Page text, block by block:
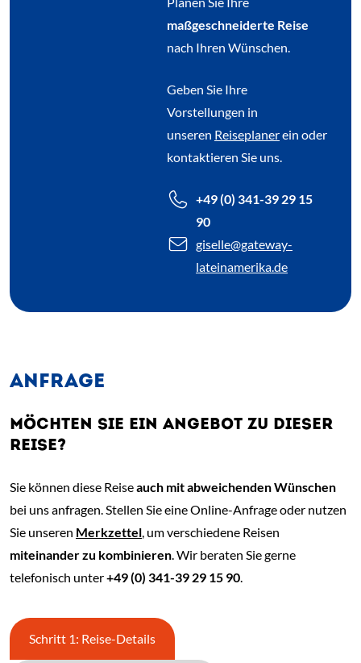
maßgeschneiderte Reise
nach Ihren Wünschen.
Geben Sie Ihre
Vorstellungen in
unseren Reiseplanerein oder
kontaktieren Sie uns.
+49 (0) 341-39 29 15
90
giselle@gateway-
lateinamerika.de
ANFRAGE
MÖCHTEN SIE EIN ANGEBOT ZU DIESER
REISE?
Sie können diese Reiseauch mit abweichenden Wünschen
bei uns anfragen. Stellen Sie eine Online-Anfrage oder nutzen
Sie unseren Merkzettel, um verschiedene Reisen
miteinander zu kombinieren. Wir beraten Sie gerne
telefonisch unter+49 (0) 341-39 29 15 90.
Schritt 1: Reise-Details